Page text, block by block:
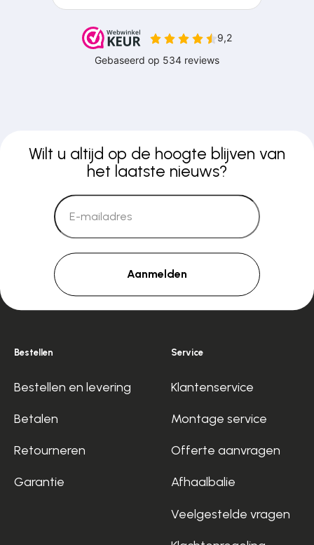
Wilt u altijd op de hoogte blijven van
het laatste nieuws?
Aanmelden
Bestellen
Bestellen en levering
Betalen
Retourneren
Garantie
Service
Klantenservice
Montage service
Offerte aanvragen
Afhaalbalie
Veelgestelde vragen